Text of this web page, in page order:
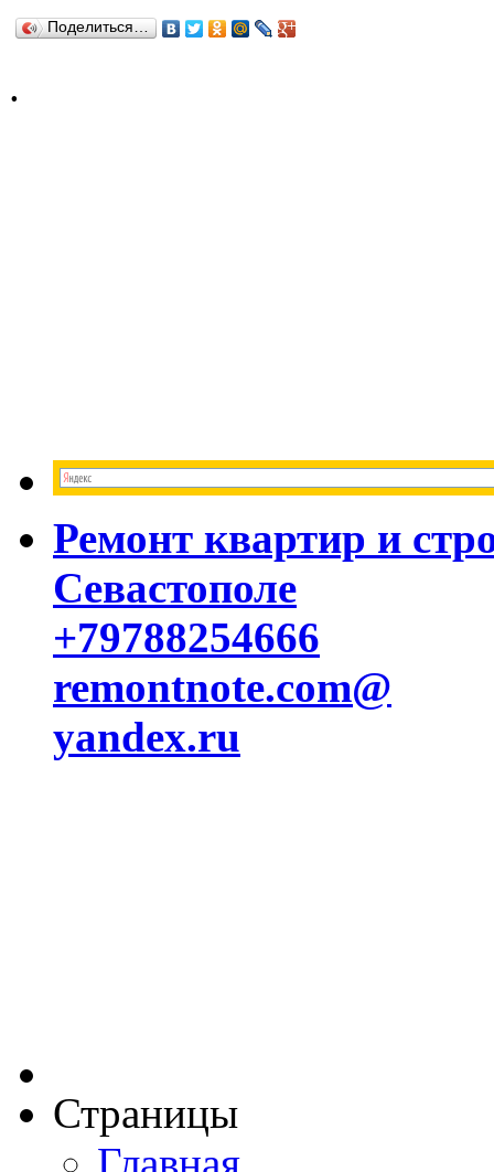
Поделиться…
.
Ремонт квартир и
Севастополе
+79788254666
remontnote.com@
yandex.ru
Страницы
Главная